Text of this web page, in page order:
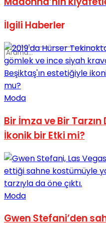
No Result
View All Result
İlgili Haberler
Moda
Bir İmza ve Bir
İkonik bir Etki mi?
Moda
Gwen Stefani’den